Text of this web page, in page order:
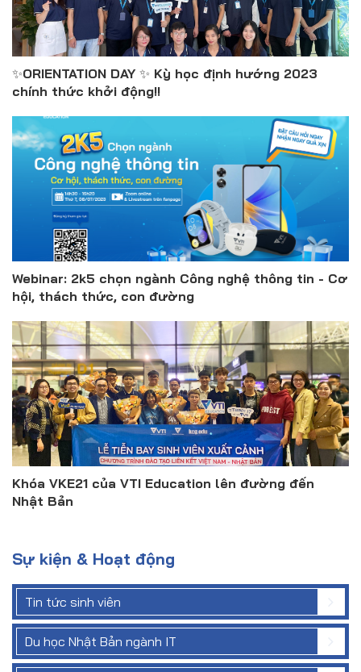
✨ORIENTATION DAY ✨ Kỳ học định hướng 2023
chính thức khởi động!!
Webinar: 2k5 chọn ngành Công nghệ thông tin - Cơ
hội, thách thức, con đường
Khóa VKE21 của VTI Education lên đường đến
Nhật Bản
Sự kiện & Hoạt động
Tin tức sinh viên
Du học Nhật Bản ngành IT